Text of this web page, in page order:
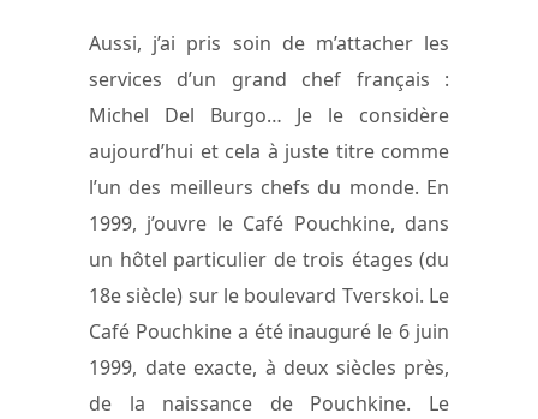
Aussi, j’ai pris soin de m’attacher les
services d’un grand chef français :
Michel Del Burgo… Je le considère
aujourd’hui et cela à juste titre comme
l’un des meilleurs chefs du monde. En
1999, j’ouvre le Café Pouchkine, dans
un hôtel particulier de trois étages (du
18e siècle) sur le boulevard Tverskoi. Le
Café Pouchkine a été inauguré le 6 juin
1999, date exacte, à deux siècles près,
de la naissance de Pouchkine. Le